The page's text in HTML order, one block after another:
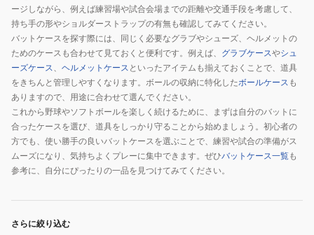
ージしながら、例えば練習場や試合会場までの距離や交通手段を考慮して、
持ち手の形やショルダーストラップの有無も確認してみてください。
バットケースを探す際には、同じく必要なグラブやシューズ、ヘルメットの
ためのケースも合わせて見ておくと便利です。例えば、 グラブケースやシュ
ーズケース、 ヘルメットケース といったアイテムも揃えておくことで、道具
をきちんと管理しやすくなります。ボールの収納に特化したボールケース も
ありますので、用途に合わせて選んでください。
これから野球やソフトボールを楽しく続けるために、まずは自分のバットに
合ったケースを選び、道具をしっかり守ることから始めましょう。初心者の
方でも、使い勝手の良いバットケースを選ぶことで、練習や試合の準備がス
ムーズになり、気持ちよくプレーに集中できます。ぜひバットケース一覧も
参考に、自分にぴったりの一品を見つけてみてください。
さらに絞り込む